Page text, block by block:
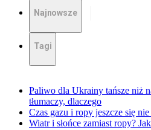
Najnowsze
Tagi
Paliwo dla Ukrainy tańsze niż
tłumaczy, dlaczego
Czas gazu i ropy jeszcze się nie
Wiatr i słońce zamiast ropy?